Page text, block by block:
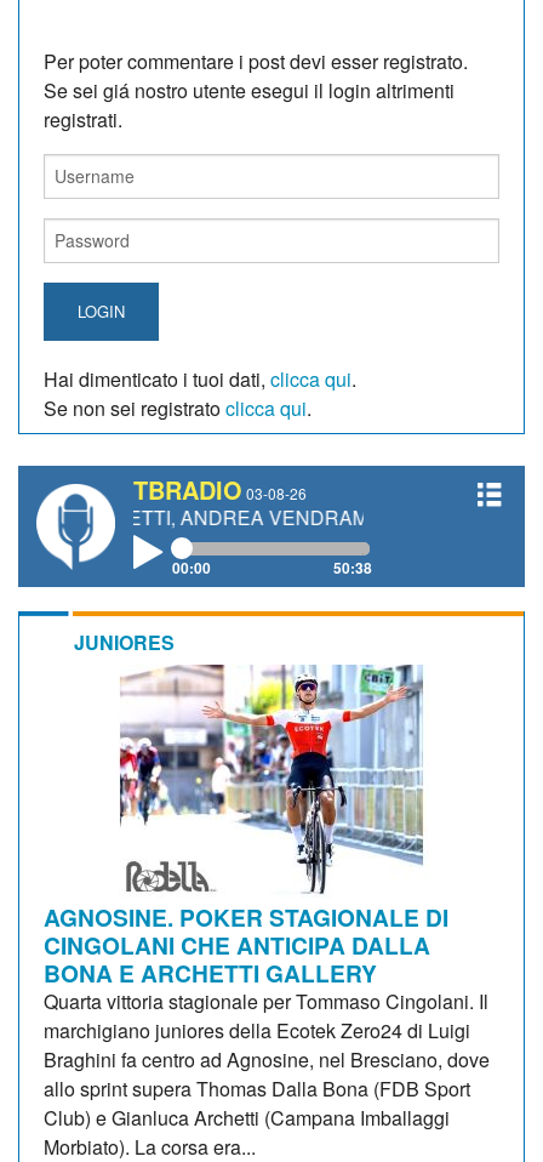
Per poter commentare i post devi esser registrato.
Se sei giá nostro utente esegui il login altrimenti
registrati.
LOGIN
Hai dimenticato i tuoi dati, clicca qui.
Se non sei registratoclicca qui.
TBRADIO 03-08-26
ANDREA VENDRAME, FILIPPO FIORELLI
00:00 50:38
JUNIORES
AGNOSINE. POKER STAGIONALE DI
CINGOLANI CHE ANTICIPA DALLA
BONA E ARCHETTI GALLERY
Quarta vittoria stagionale per Tommaso Cingolani. Il
marchigiano juniores della Ecotek Zero24 di Luigi
Braghini fa centro ad Agnosine, nel Bresciano, dove
allo sprint supera Thomas Dalla Bona (FDB Sport
Club) e Gianluca Archetti (Campana Imballaggi
Morbiato). La corsa era...